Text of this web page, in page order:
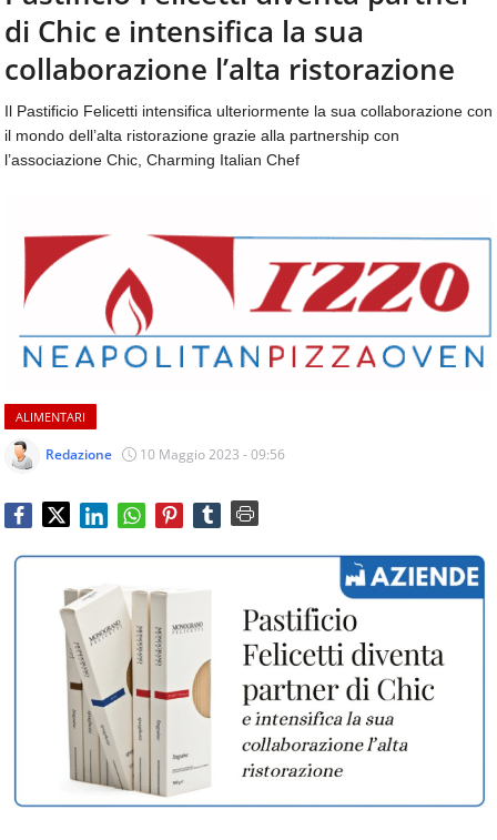
aggiornamenti
quotidiani
su
temi
come
ospitalità,
ristorazione,
catering
e
articoli
sul
mondo
dei
consumi
fuoricasa,
Food
Service
novità
comparto
Horeca.
CONTATTI
di Chic e intensifica la sua
collaborazione l’alta ristorazione
Il Pastificio Felicetti intensifica ulteriormente la sua collaborazione con
il mondo dell’alta ristorazione grazie alla partnership con
l’associazione Chic, Charming Italian Chef
ALIMENTARI
Redazione 10 Maggio 2023 - 09:56